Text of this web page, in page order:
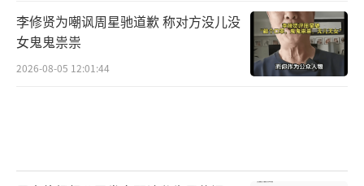
李修贤为嘲讽周星驰道歉 称对方没儿没
女鬼鬼祟祟
2026-08-05 12:01:44